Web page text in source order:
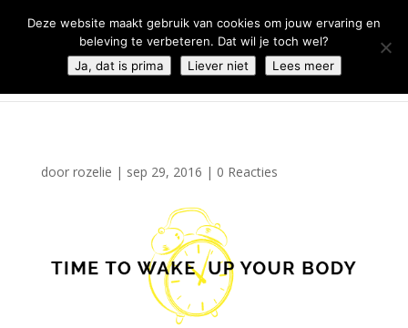
door rozelie | sep 29, 2016 | 0 Reacties
Deze website maakt gebruik van cookies om jouw ervaring en
beleving te verbeteren. Dat wil je toch wel?
Ja, dat is prima
Liever niet Lees meer